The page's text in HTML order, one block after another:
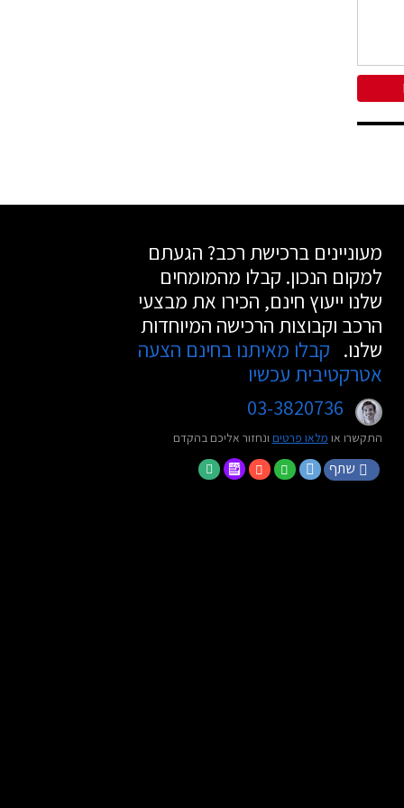
מעוניינים ברכישת רכב? הגעתם
למקום הנכון. קבלו מהמומחים
שלנו ייעוץ חינם, הכירו את מבצעי
הרכב וקבוצות הרכישה המיוחדות
שלנו. קבלו מאיתנו בחינם הצעה
אטרקטיבית עכשיו
03-3820736
התקשרו או מלאו פרטים ונחזור אליכם בהקדם
שתף